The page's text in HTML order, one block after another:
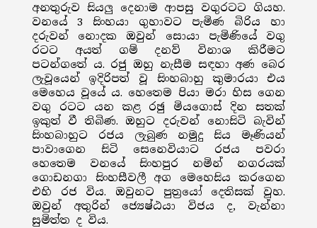
අනතුරුව සියලු දෙනාම ආපසු වගුරටට ගියහ.
වනයේ 3 සිංහයා ගුහාවට පැමිණ බිරිය හා
දරුවන් නොදක ඔවුන් සොයා පැමිණියේ වගු
රටට අයත් ගම් දනව් විනාශ කිරීමට
පටන්ගතේ ය. රජු ඔහු නැසීම සඳහා අණ බෙර
ලැවූයෙන් ඉදිරිපත් වූ සිංහබාහු කුමාරයා එය
මෙහෙය වූයේ ය. හෙතෙම පියා මරා හිස ගෙන
වගු රටට යන කළ රඡු මියගොස් දින සතක්
ඉකුත් වී තිබිණ. ඔහුට දරුවන් නොසිටි බැවින්
සිංහබාහුට රජය ලැබුණ නමුදු සිය මෑණියන්
පාවාගෙන සිටි සෙනෙවියාට රජය පවරා
හෙතෙම වනයේ සිංහපුර නමින් නගරයක්
ගොඩනගා සිංහසීවලී අග මෙහෙසිය කරගෙන
එහි රජ විය. ඔවුනට පුත‍්‍රයෝ දෙතිසක් වූහ.
ඔවුන් අතුරින් ජ්‍යෙෂ්ඨයා විජය ද, වැන්නා
සුමිත්ත ද විය.